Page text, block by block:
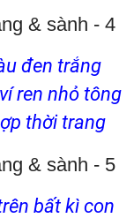
đen trắng
ren nhỏ tông
thời trang
bất kì con